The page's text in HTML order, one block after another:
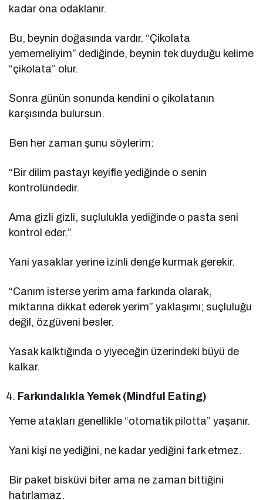
kadar ona odaklanır.
Bu, beynin doğasında vardır. “Çikolata
yememeliyim” dediğinde, beynin tek duyduğu kelime
“çikolata” olur.
Sonra günün sonunda kendini o çikolatanın
karşısında bulursun.
Ben her zaman şunu söylerim:
“Bir dilim pastayı keyifle yediğinde o senin
kontrolündedir.
Ama gizli gizli, suçlulukla yediğinde o pasta seni
kontrol eder.”
Yani yasaklar yerine izinli denge kurmak gerekir.
“Canım isterse yerim ama farkında olarak,
miktarına dikkat ederek yerim” yaklaşımı; suçluluğu
değil, özgüveni besler.
Yasak kalktığında o yiyeceğin üzerindeki büyü de
kalkar.
Farkındalıkla Yemek (Mindful Eating)
Yeme atakları genellikle “otomatik pilotta” yaşanır.
Yani kişi ne yediğini, ne kadar yediğini fark etmez.
Bir paket bisküvi biter ama ne zaman bittiğini
hatırlamaz.